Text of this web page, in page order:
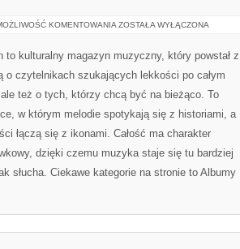
KOMENTOWANIA GATUNKI
ZOSTAŁA WYŁĄCZONA
to kulturalny magazyn muzyczny, który powstał z
o czytelnikach szukających lekkości po całym
też o tych, którzy chcą być na bieżąco. To
w którym melodie spotykają się z historiami, a
łączą się z ikonami. Całość ma charakter
dzięki czemu muzyka staje się tu bardziej
słucha. Ciekawe kategorie na stronie to Albumy